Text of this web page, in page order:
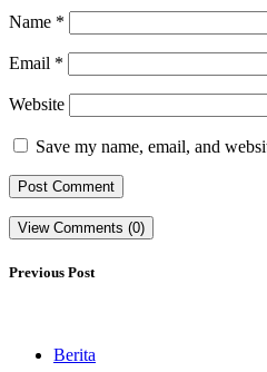
Name *
Email *
Website
Save my name, email, and
View Comments (0)
Previous Post
Berita